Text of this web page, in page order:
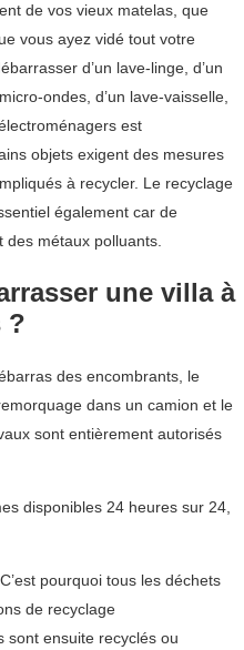
de vos vieux matelas, que
vous ayez vidé tout votre
d’un lave-linge, d’un
ondes, d’un lave-vaisselle,
est
objets exigent des mesures
à recycler. Le recyclage
également car de
métaux polluants.
une villa à
?
des encombrants, le
dans un camion et le
sont entièrement autorisés
disponibles 24 heures sur 24,
pourquoi tous les déchets
de recyclage
sont ensuite recyclés ou